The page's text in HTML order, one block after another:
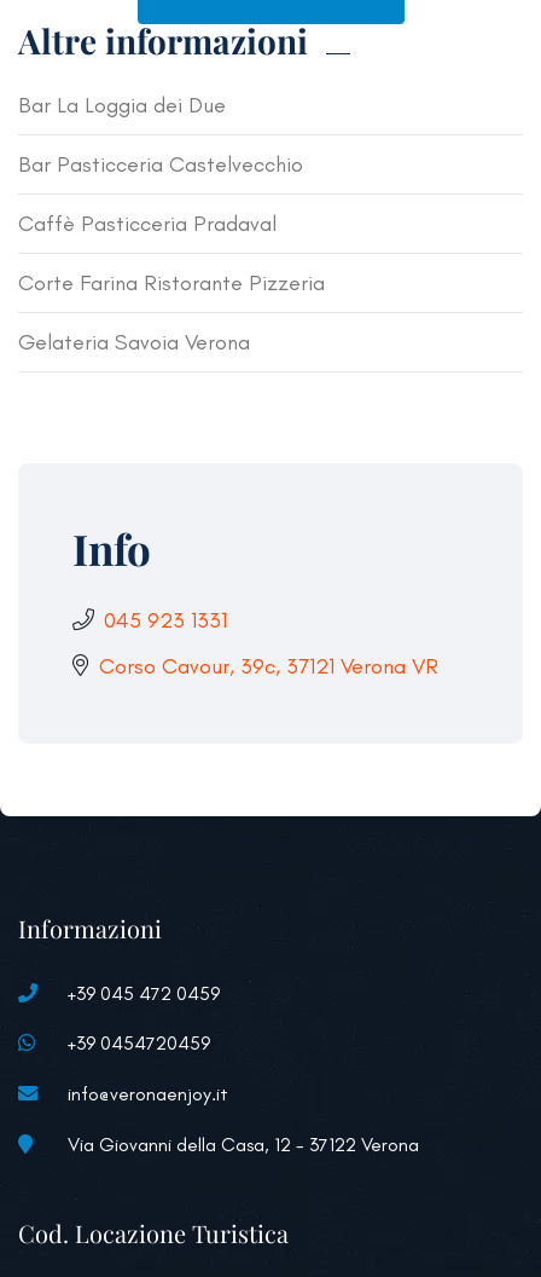
Altre informazioni
Bar La Loggia dei Due
Bar Pasticceria Castelvecchio
Caffè Pasticceria Pradaval
Corte Farina Ristorante Pizzeria
Gelateria Savoia Verona
Info
045 923 1331
Corso Cavour, 39c, 37121 Verona VR
Informazioni
+39 045 472 0459
+39 0454720459
info@veronaenjoy.it
Via Giovanni della Casa, 12 - 37122 Verona
Cod. Locazione Turistica